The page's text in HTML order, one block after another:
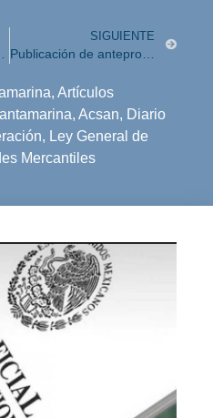
SIGUIENTE
, Artículos
, Acsan, Diario
, Ley General de
Mercantiles